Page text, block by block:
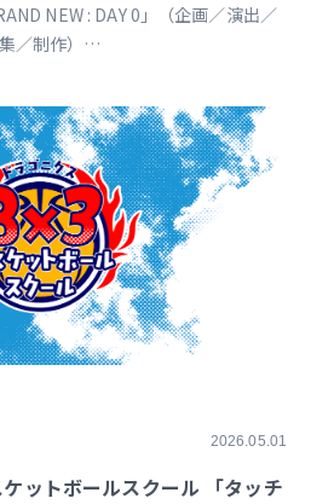
NEW : DAY 0」（企画／演出／
／制作）
2026.05.01
ットボールスクール 「タッチ